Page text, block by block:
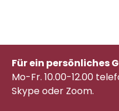
Für ein persönliches
Mo-Fr. 10.00-12.00
Skype oder Zoom.